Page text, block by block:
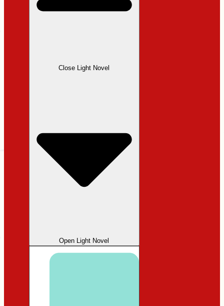
Close Light Novel
Open Light Novel